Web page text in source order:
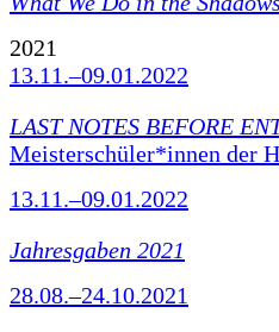
2021
13.11.–09.01.2022
LAST NOTES BEFORE
Meisterschüler*innen der
13.11.–09.01.2022
Jahresgaben 2021
28.08.–24.10.2021